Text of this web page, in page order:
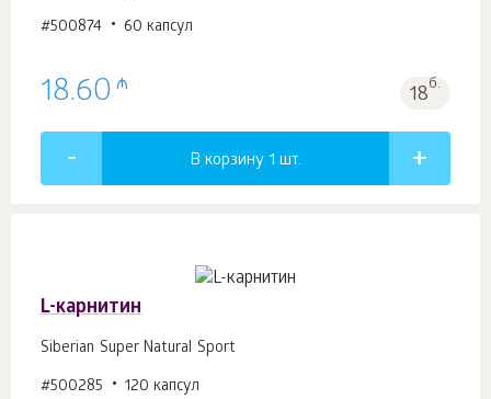
#500874 60 капсул
18.60 ₼ 18б.
В корзину 1 шт.
L-карнитин
Siberian Super Natural Sport
#500285 120 капсул